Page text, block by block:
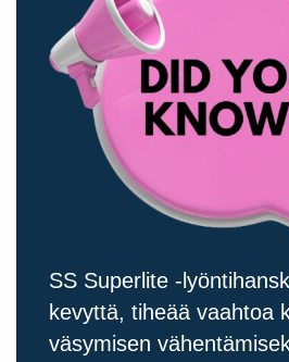
SS Superlite -
kevyttä, tiheää vaahtoa
väsymisen